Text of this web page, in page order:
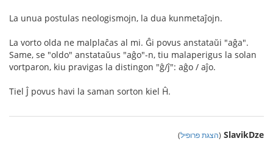
La unua postulas neologismojn, la dua kunmetaĵojn.
La vorto olda ne malplaĉas al mi. Ĝi povus anstataŭi "aĝa".
Same, se "oldo" anstataŭus "aĝo"-n, tiu malaperigus la solan
vortparon, kiu pravigas la distingon "ĝ/ĵ": aĝo / aĵo.
Tiel Ĵ povus havi la saman sorton kiel Ĥ.
SlavikDze
(הצגת פרופיל)